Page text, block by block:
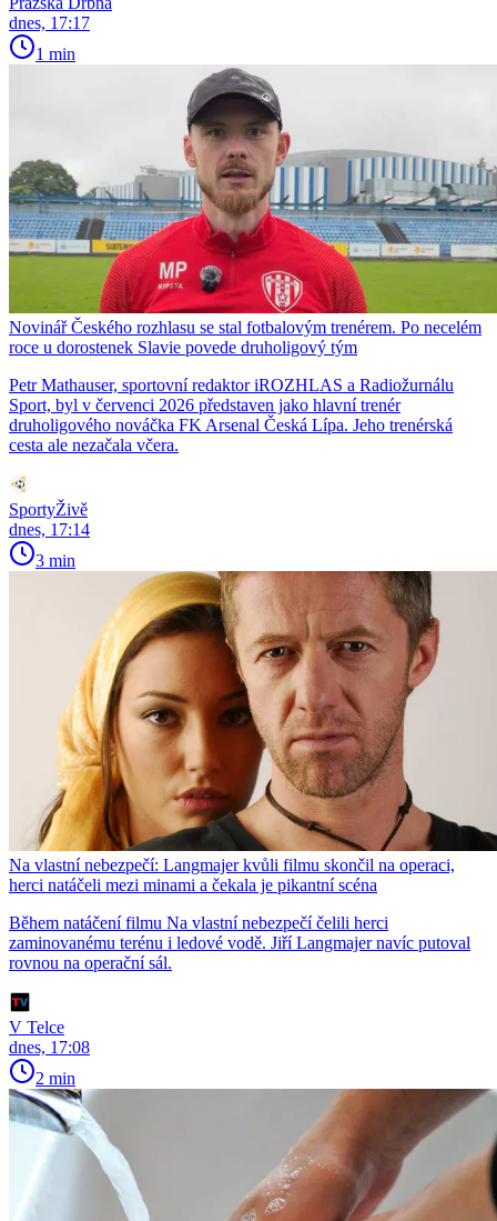
dnes, 17:17
1 min
Novinář Českého rozhlasu se stal fotbalovým trenérem. Po necelém
roce u dorostenek Slavie povede druholigový tým
Petr Mathauser, sportovní redaktor iROZHLAS a Radiožurnálu
Sport, byl v červenci 2026 představen jako hlavní trenér
druholigového nováčka FK Arsenal Česká Lípa. Jeho trenérská
cesta ale nezačala včera.
SportyŽivě
dnes, 17:14
3 min
Na vlastní nebezpečí: Langmajer kvůli filmu skončil na operaci,
herci natáčeli mezi minami a čekala je pikantní scéna
Během natáčení filmu Na vlastní nebezpečí čelili herci
zaminovanému terénu i ledové vodě. Jiří Langmajer navíc putoval
rovnou na operační sál.
V Telce
dnes, 17:08
2 min